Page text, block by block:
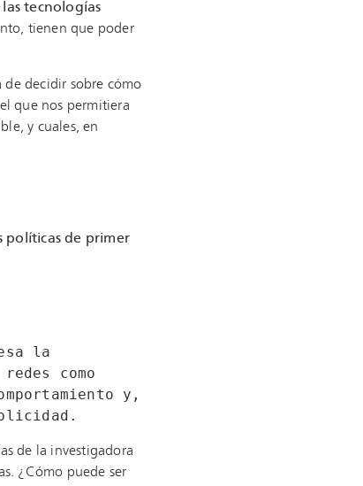
las tecnologías
tienen que poder
de decidir sobre cómo
que nos permitiera
y cuales, en
políticas de primer
la
como
y,
de la investigadora
¿Cómo puede ser